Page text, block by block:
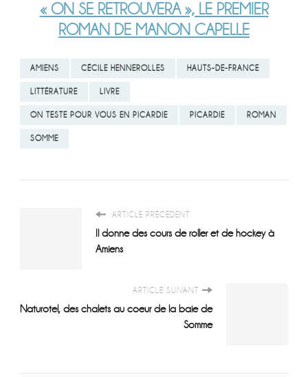
« ON SE RETROUVERA », LE PREMIER
ROMAN DE MANON CAPELLE
AMIENS CÉCILE HENNEROLLES HAUTS-DE-FRANCE
LITTÉRATURE LIVRE
ON TESTE POUR VOUS EN PICARDIE PICARDIE ROMAN
SOMME
ARTICLE PRÉCÉDENT
Il donne des cours de roller et de hockey à
Amiens
ARTICLE SUIVANT
Naturotel, des chalets au coeur de la baie de
Somme